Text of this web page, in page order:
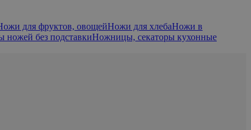
для фруктов, овощейНожи для хлебаНожи в
ножей без подставкиНожницы, секаторы кухонные